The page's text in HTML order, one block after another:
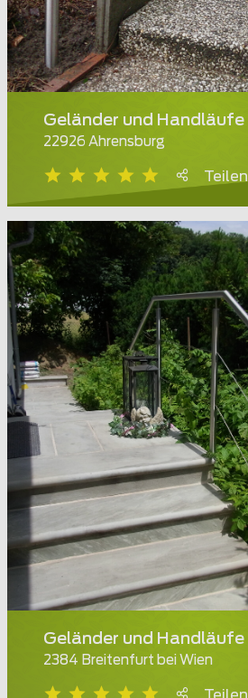
Geländer und Handläufe
22926 Ahrensburg
Teilen
Geländer und Handläufe
2384 Breitenfurt bei Wien